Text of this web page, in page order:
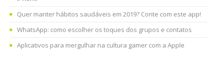
Quer manter hábitos saudáveis em 2019? Conte com este app!
WhatsApp: como escolher os toques dos grupos e contatos
Aplicativos para mergulhar na cultura gamer com a Apple